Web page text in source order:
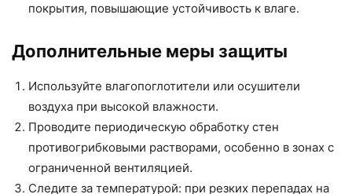
покрытия, повышающие устойчивость к влаге.
Дополнительные меры защиты
Используйте влагопоглотители или осушители
воздуха при высокой влажности.
Проводите периодическую обработку стен
противогрибковыми растворами, особенно в зонах с
ограниченной вентиляцией.
Следите за температурой: при резких перепадах на